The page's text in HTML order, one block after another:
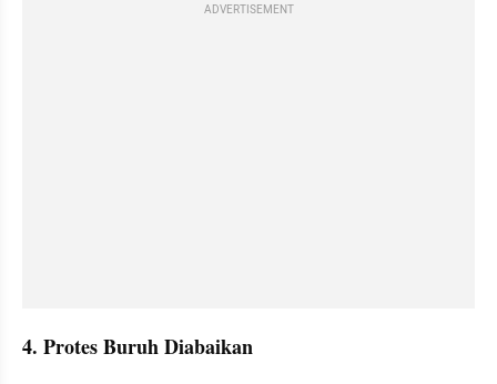
ADVERTISEMENT
4. Protes Buruh Diabaikan